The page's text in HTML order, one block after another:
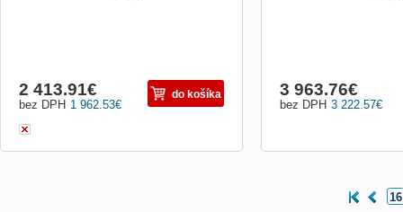
1 962.53€
bez DPH
2 413.91€ do košíka
3 222.57€
bez DPH
3 963.76€
16